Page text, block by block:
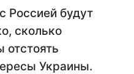
Россией будут
сколько
отстоять
Украины.